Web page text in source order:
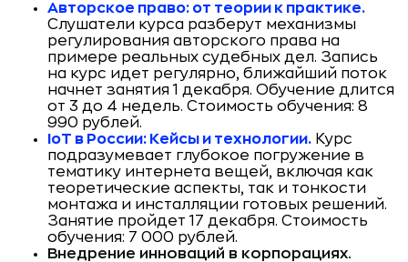
Авторское право: от теории к практике.
Слушатели курса разберут механизмы
регулирования авторского права на
примере реальных судебных дел. Запись
на курс идет регулярно, ближайший поток
начнет занятия 1 декабря. Обучение длится
от 3 до 4 недель. Стоимость обучения: 8
990 рублей.
IoT в России: Кейсы и технологии. Курс
подразумевает глубокое погружение в
тематику интернета вещей, включая как
теоретические аспекты, так и тонкости
монтажа и инсталляции готовых решений.
Занятие пройдет 17 декабря. Стоимость
обучения: 7 000 рублей.
Внедрение инноваций в корпорациях.